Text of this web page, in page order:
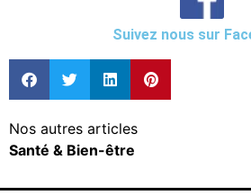
Suivez nous sur
Nos autres articles
Santé & Bien-être